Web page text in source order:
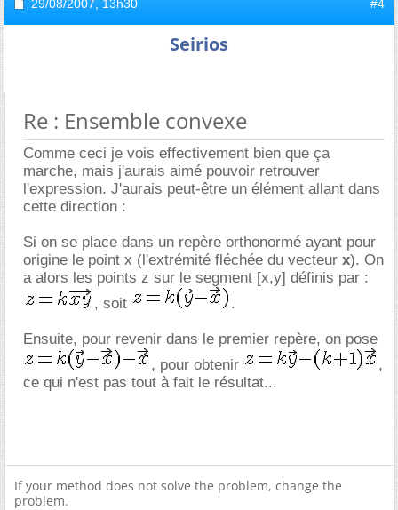
29/08/2007, 13h30 #4
Seirios
Re : Ensemble convexe
Comme ceci je vois effectivement bien que ça
marche, mais j'aurais aimé pouvoir retrouver
l'expression. J'aurais peut-être un élément allant dans
cette direction :
Si on se place dans un repère orthonormé ayant pour
origine le point x (l'extrémité fléchée du vecteur x). On
a alors les points z sur le segment [x,y] définis par :
, soit
.
Ensuite, pour revenir dans le premier repère, on pose
, pour obtenir
,
ce qui n'est pas tout à fait le résultat...
If your method does not solve the problem, change the
problem.